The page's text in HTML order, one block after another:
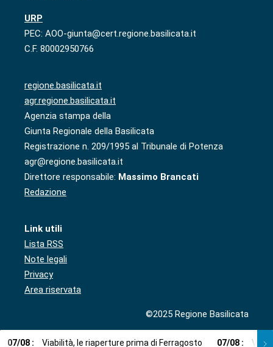
URP
PEC: AOO-giunta@cert.regione.basilicata.it
C.F. 80002950766
regione.basilicata.it
agr.regione.basilicata.it
Agenzia stampa della
Giunta Regionale della Basilicata
Registrazione n. 209/1995 al Tribunale di Potenza
agr@regione.basilicata.it
Direttore responsabile: Massimo Brancati
Redazione
Link utili
Lista RSS
Note legali
Privacy
Area riservata
©2025 Regione Basilicata
07/08 : Viabilità, le riaperture prima di Ferragosto 07/08 : Via